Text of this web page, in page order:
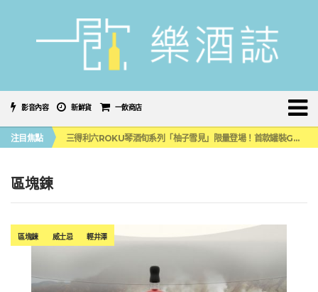
影音內容 新鮮貨 一飲商店
注目焦點
萬眾敲碗如期回歸！SUNMAI金色三麥3度攜手花蓮瓜農品牌「阿強西瓜」
三得利六ROKU琴酒旬系列「柚子雪見」限量登場！首款罐裝GIN SODA 10月同步上市
美國正式恢復蘇格蘭威士忌零關稅！烈酒產業再次迎來重磅利多
區塊鍊
區塊鍊 威士忌 輕井澤